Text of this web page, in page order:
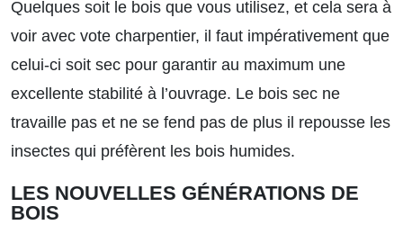
Quelques soit le bois que vous utilisez, et cela sera à
voir avec vote charpentier, il faut impérativement que
celui-ci soit sec pour garantir au maximum une
excellente stabilité à l’ouvrage. Le bois sec ne
travaille pas et ne se fend pas de plus il repousse les
insectes qui préfèrent les bois humides.
LES NOUVELLES GÉNÉRATIONS DE
BOIS